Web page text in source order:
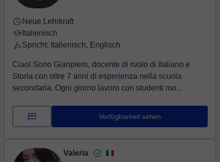
Neue Lehrkraft
Italienisch
Spricht: Italienisch, Englisch
Ciao! Sono Gianpiero, docente di ruolo di Italiano e
Storia con oltre 7 anni di esperienza nella scuola
secondaria. Ogni giorno lavoro con studenti mo...
Verfügbarkeit sehen
Valeria